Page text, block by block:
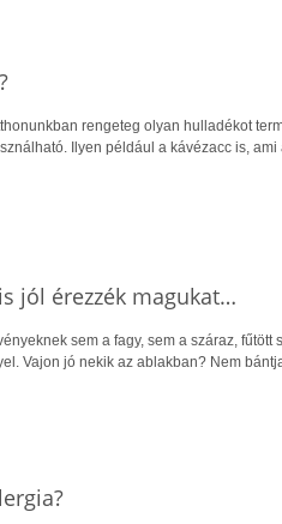
rengeteg olyan hulladékot
Ilyen például a kávézacc is,
jól érezzék magukat…
sem a fagy, sem a száraz,
Vajon jó nekik az ablakban? Nem